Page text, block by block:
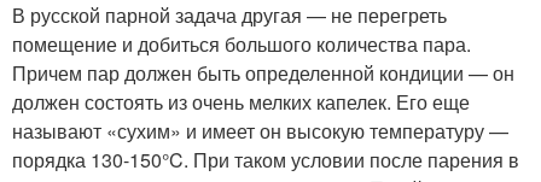
В русской парной задача другая — не перегреть
помещение и добиться большого количества пара.
Причем пар должен быть определенной кондиции — он
должен состоять из очень мелких капелек. Его еще
называют «сухим» и имеет он высокую температуру —
порядка 130-150°C. При таком условии после парения в